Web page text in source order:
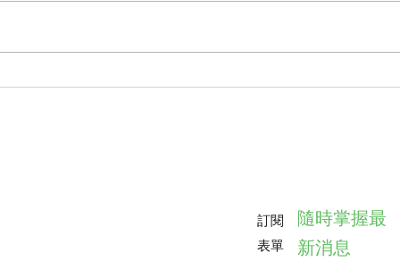
釋。 #國際慢舞協會 #慢漫舞 #長
訂閱
表單
隨時掌握最
新消息